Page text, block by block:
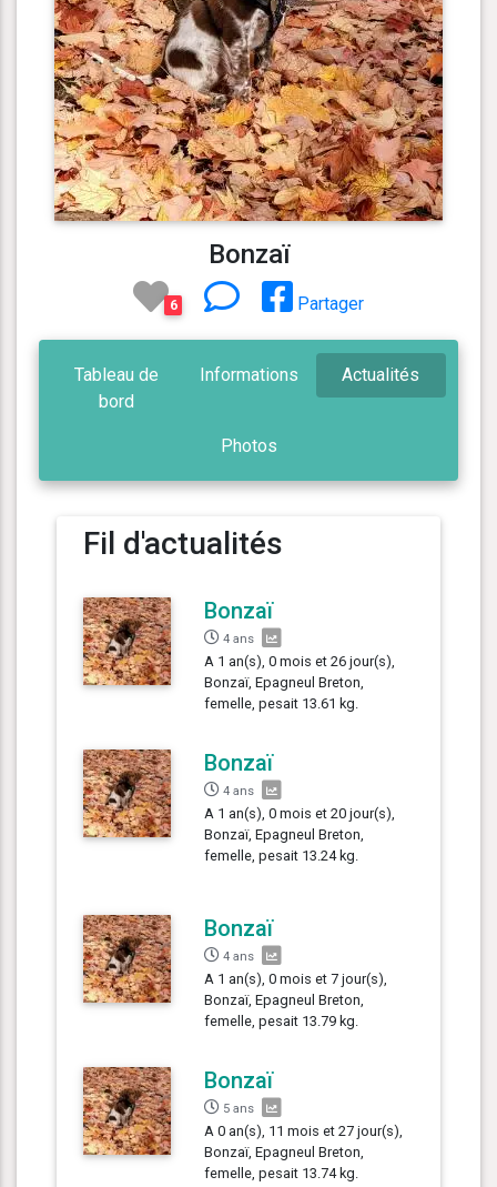
Bonzaï
6 Partager
Tableau de
bord
Informations Actualités
Photos
Fil d'actualités
Bonzaï
4 ans
A 1 an(s), 0 mois et 26 jour(s),
Bonzaï, Epagneul Breton,
femelle, pesait 13.61 kg.
Bonzaï
4 ans
A 1 an(s), 0 mois et 20 jour(s),
Bonzaï, Epagneul Breton,
femelle, pesait 13.24 kg.
Bonzaï
4 ans
A 1 an(s), 0 mois et 7 jour(s),
Bonzaï, Epagneul Breton,
femelle, pesait 13.79 kg.
Bonzaï
5 ans
A 0 an(s), 11 mois et 27 jour(s),
Bonzaï, Epagneul Breton,
femelle, pesait 13.74 kg.